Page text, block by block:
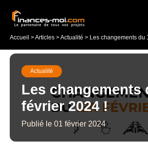
Accueil >Articles >Actualité > Les changements du
Actualité
Les changements
février 2024 !
Publié le 01 février 2024